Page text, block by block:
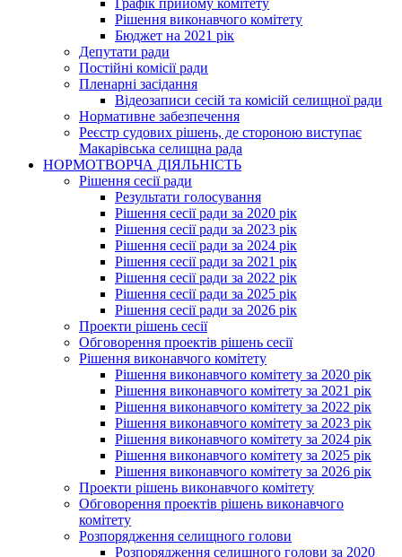
Графік прийому комітету
Рішення виконавчого комітету
Бюджет на 2021 рік
Депутати ради
Постійні комісії ради
Пленарні засідання
Відеозаписи сесій та комісій селищної ради
Нормативне забезпечення
Реєстр судових рішень, де стороною виступає
Макарівська селищна рада
НОРМОТВОРЧА ДІЯЛЬНІСТЬ
Рішення сесії ради
Результати голосування
Рішення сесії ради за 2020 рік
Рішення сесії ради за 2023 рік
Рішення сесії ради за 2024 рік
Рішення сесії ради за 2021 рік
Рішення сесії ради за 2022 рік
Рішення сесії ради за 2025 рік
Рішення сесії ради за 2026 рік
Проекти рішень сесії
Обговорення проектів рішень сесії
Рішення виконавчого комітету
Рішення виконавчого комітету за 2020 рік
Рішення виконавчого комітету за 2021 рік
Рішення виконавчого комітету за 2022 рік
Рішення виконавчого комітету за 2023 рік
Рішення виконавчого комітету за 2024 рік
Рішення виконавчого комітету за 2025 рік
Рішення виконавчого комітету за 2026 рік
Проекти рішень виконавчого комітету
Обговорення проектів рішень виконавчого
комітету
Розпорядження селищного голови
Розпорядження селищного голови за 2020